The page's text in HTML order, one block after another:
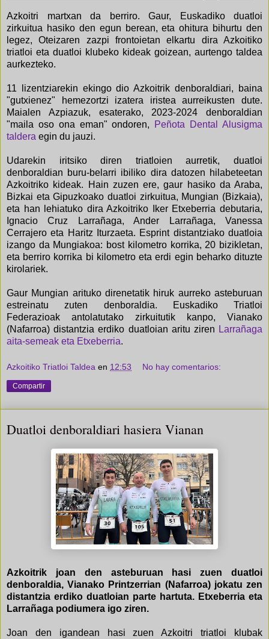
Azkoitri martxan da berriro. Gaur, Euskadiko duatloi
zirkuitua hasiko den egun berean, eta ohitura bihurtu den
legez, Oteizaren zazpi frontoietan elkartu dira Azkoitiko
triatloi eta duatloi klubeko kideak goizean, aurtengo taldea
aurkezteko.
11 lizentziarekin ekingo dio Azkoitrik denboraldiari, baina
"gutxienez" hemezortzi izatera iristea aurreikusten dute.
Maialen Azpiazuk, esaterako, 2023-2024 denboraldian
"maila oso ona eman" ondoren,
Peñota Dental Alusigma
taldera egin du jauzi.
Udarekin iritsiko diren triatloien aurretik, duatloi
denboraldian buru-belarri ibiliko dira datozen hilabeteetan
Azkoitriko kideak. Hain zuzen ere, gaur hasiko da Araba,
Bizkai eta Gipuzkoako duatloi zirkuitua, Mungian (Bizkaia),
eta han lehiatuko dira Azkoitriko Iker Etxeberria debutaria,
Ignacio Cruz Larrañaga, Ander Larrañaga, Vanessa
Cerrajero eta Haritz Iturzaeta. Esprint distantziako duatloia
izango da Mungiakoa: bost kilometro korrika, 20 bizikletan,
eta berriro korrika bi kilometro eta erdi egin beharko dituzte
kirolariek.
Gaur Mungian arituko direnetatik hiruk aurreko asteburuan
estreinatu zuten denboraldia. Euskadiko Triatloi
Federazioak antolatutako zirkuitutik kanpo, Vianako
(Nafarroa) distantzia erdiko duatloian aritu ziren Larrañaga
aita-semeak eta Etxeberria.
Azkoitiko Triatloi Taldea en 12:53 No hay comentarios:
Compartir
Duatloi denboraldiari hasiera Vianan
Azkoitrik joan den asteburuan hasi zuen duatloi
denboraldia, Vianako Printzerrian (Nafarroa) jokatu zen
distantzia erdiko duatloian parte hartuta. Etxeberria eta
Larrañaga podiumera igo ziren.
Joan den igandean hasi zuen Azkoitri triatloi klubak